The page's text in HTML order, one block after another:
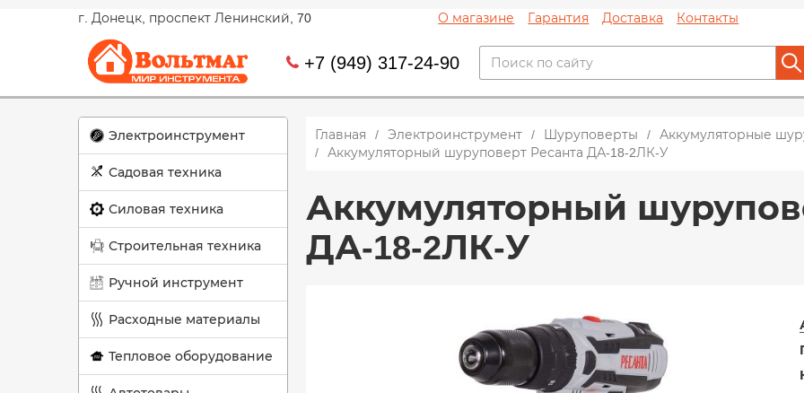
г. Донецк, проспект Ленинский, 70 О магазине Гарантия Доставка Контакты
+7 (949) 317-24-90
Электроинструмент
Садовая техника
Силовая техника
Строительная техника
Ручной инструмент
Расходные материалы
Тепловое оборудование
Главная Электроинструмент Шуруповерты
Аккумуляторные
Аккумуляторный шуруповерт Ресанта ДА-18-2ЛК-У
Аккумуляторный
ДА-18-2ЛК-У